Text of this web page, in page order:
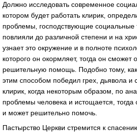
Должно исследовать современное
котором будет работать клирик,
проблемы, господствующие социальные
повлияли до различной степени и на
узнает это окружение и в полноте
которого он окормляет, тогда он сможет
решительную помощь. Подобно тому,
этим способом победил грех, дьявола и
клирик, когда некоторым образом, по
проблемы человека и истощается, тогда
и может решительно помочь.
Пастырство Церкви стремится к